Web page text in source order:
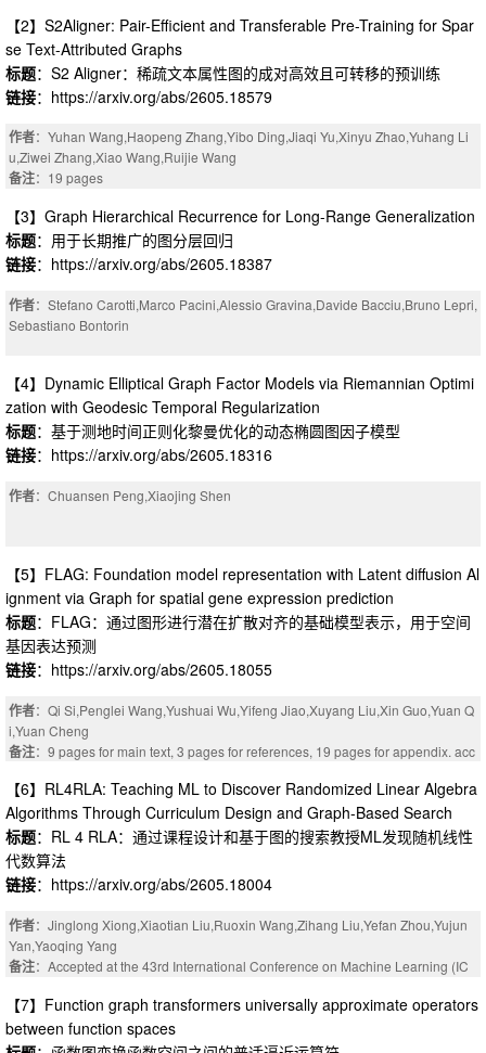
【2】S2Aligner: Pair-Efficient and Transferable Pre-Training for Spar
se Text-Attributed Graphs
标题：S2 Aligner：稀疏文本属性图的成对高效且可转移的预训练
链接：https://arxiv.org/abs/2605.18579
作者：Yuhan Wang,Haopeng Zhang,Yibo Ding,Jiaqi Yu,Xinyu Zhao,Yuhang Li
u,Ziwei Zhang,Xiao Wang,Ruijie Wang
备注：19 pages
【3】Graph Hierarchical Recurrence for Long-Range Generalization
标题：用于长期推广的图分层回归
链接：https://arxiv.org/abs/2605.18387
作者：Stefano Carotti,Marco Pacini,Alessio Gravina,Davide Bacciu,Bruno Lepri,
Sebastiano Bontorin
【4】Dynamic Elliptical Graph Factor Models via Riemannian Optimi
zation with Geodesic Temporal Regularization
标题：基于测地时间正则化黎曼优化的动态椭圆图因子模型
链接：https://arxiv.org/abs/2605.18316
作者：Chuansen Peng,Xiaojing Shen
【5】FLAG: Foundation model representation with Latent diffusion Al
ignment via Graph for spatial gene expression prediction
标题：FLAG：通过图形进行潜在扩散对齐的基础模型表示，用于空间
基因表达预测
链接：https://arxiv.org/abs/2605.18055
作者：Qi Si,Penglei Wang,Yushuai Wu,Yifeng Jiao,Xuyang Liu,Xin Guo,Yuan Q
i,Yuan Cheng
备注：9 pages for main text, 3 pages for references, 19 pages for appendix. acc
【6】RL4RLA: Teaching ML to Discover Randomized Linear Algebra
Algorithms Through Curriculum Design and Graph-Based Search
标题：RL 4 RLA：通过课程设计和基于图的搜索教授ML发现随机线性
代数算法
链接：https://arxiv.org/abs/2605.18004
作者：Jinglong Xiong,Xiaotian Liu,Ruoxin Wang,Zihang Liu,Yefan Zhou,Yujun
Yan,Yaoqing Yang
备注：Accepted at the 43rd International Conference on Machine Learning (IC
【7】Function graph transformers universally approximate operators
between function spaces